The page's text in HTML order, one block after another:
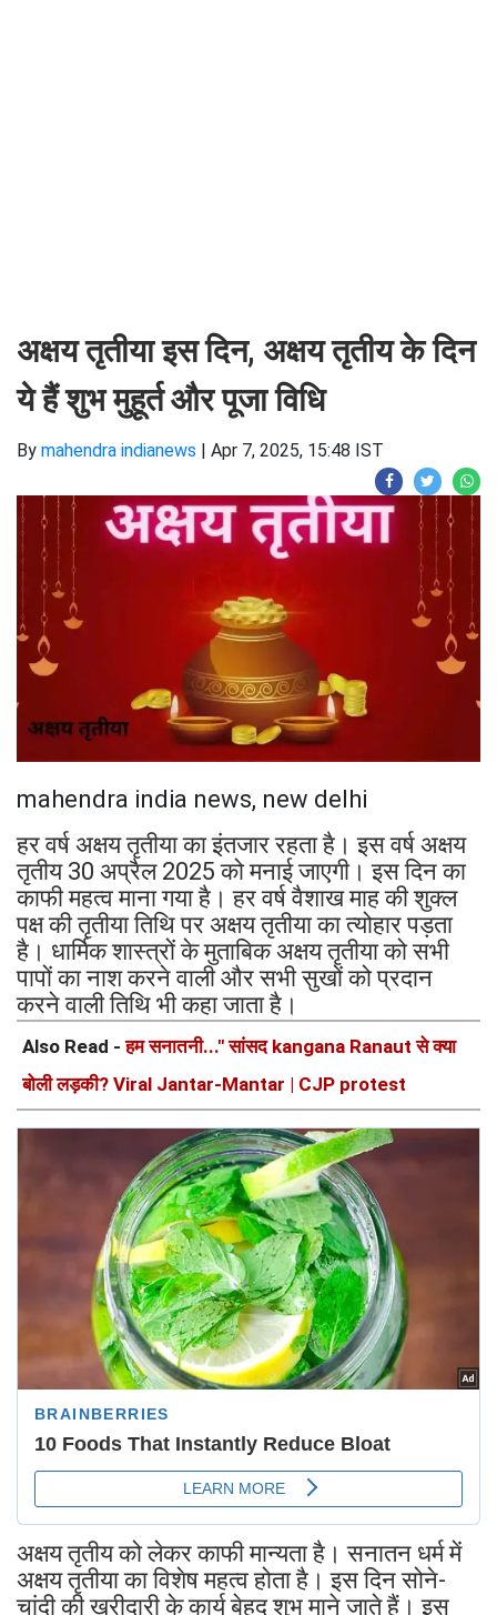
अक्षय तृतीया इस दिन, अक्षय तृतीय के दिन
ये हैं शुभ मुहूर्त और पूजा विधि
By mahendra indianews | Apr 7, 2025, 15:48 IST
mahendra india news, new delhi
हर वर्ष अक्षय तृतीया का इंतजार रहता है। इस वर्ष अक्षय
तृतीय 30 अप्रैल 2025 को मनाई जाएगी। इस दिन का
काफी महत्व माना गया है। हर वर्ष वैशाख माह की शुक्ल
पक्ष की तृतीया तिथि पर अक्षय तृतीया का त्योहार पड़ता
है। धार्मिक शास्त्रों के मुताबिक अक्षय तृतीया को सभी
पापों का नाश करने वाली और सभी सुखों को प्रदान
करने वाली तिथि भी कहा जाता है।
Also Read -हम सनातनी..." सांसद kangana Ranaut से क्या
बोली लड़की? Viral Jantar-Mantar | CJP protest
अक्षय तृतीय को लेकर काफी मान्यता है। सनातन धर्म में
अक्षय तृतीया का विशेष महत्व होता है। इस दिन सोने-
चांदी की खरीदारी के कार्य बेहद शुभ माने जाते हैं। इस